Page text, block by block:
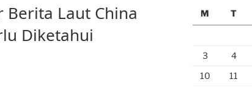
Berita Laut China
Diketahui
M
T
3
4
10
11